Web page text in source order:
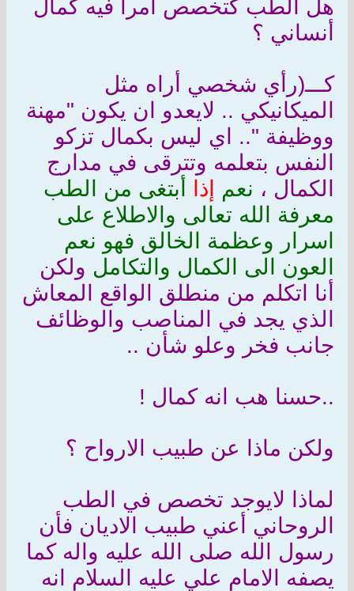
هل الطب كتخصص امرا فيه كمال
أنساني ؟
كـــ(رأي شخصي أراه مثل
الميكانيكي .. لايعدو ان يكون "مهنة
ووظيفة ".. اي ليس بكمال تزكو
النفس بتعلمه وتترقى في مدارج
الكمال ، نعم إذا
أبتغى من الطب
معرفة الله تعالى والاطلاع على
اسرار وعظمة الخالق فهو نعم
العون الى الكمال والتكامل ولكن
أنا اتكلم من منطلق الواقع المعاش
الذي يجد في المناصب والوظائف
جانب فخر وعلو شأن ..
..حسنا هب انه كمال !
ولكن ماذا عن طبيب الارواح ؟
لماذا لايوجد تخصص في الطب
الروحاني أعني طبيب الاديان فأن
رسول الله صلى الله عليه واله كما
يصفه الامام علي عليه السلام انه